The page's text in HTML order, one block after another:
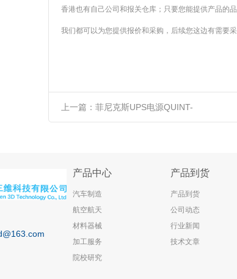
香港也有自己公司和报关仓库；只要您能提供产品的
我们都可以为您提供报价和采购，后续您这边有需要
上一篇： 菲尼克斯UPS电源QUINT-
产品中心
汽车制造
航空航天
材料器械
加工服务
院校研究
产品到货
产品到货
公司动态
行业新闻
技术文章